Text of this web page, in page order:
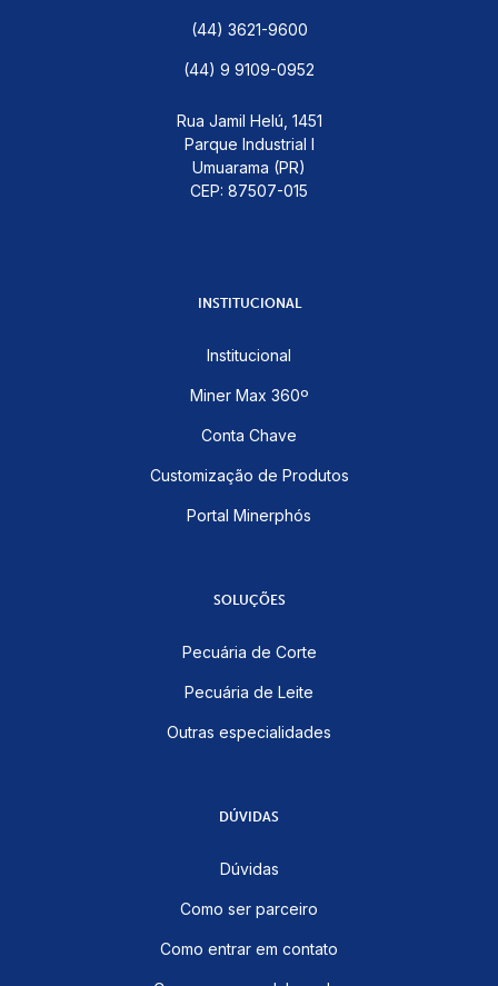
(44) 3621-9600
(44) 9 9109-0952
Rua Jamil Helú, 1451
Parque Industrial I
Umuarama (PR)
CEP: 87507-015
INSTITUCIONAL
Institucional
Miner Max 360º
Conta Chave
Customização de Produtos
Portal Minerphós
SOLUÇÕES
Pecuária de Corte
Pecuária de Leite
Outras especialidades
DÚVIDAS
Dúvidas
Como ser parceiro
Como entrar em contato